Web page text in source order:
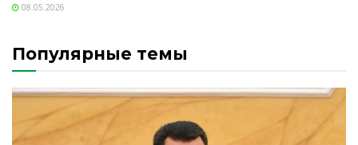
08.05.2026
Популярные темы